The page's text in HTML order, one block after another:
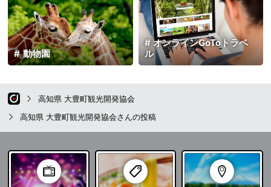
オンラインGoToトラベ
ル
動物園
高知県 大豊町観光開発協会
高知県 大豊町観光開発協会さんの投稿